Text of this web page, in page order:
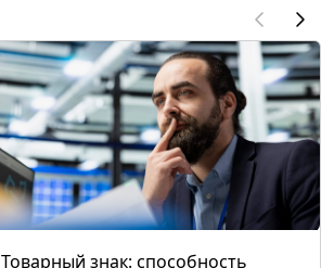
Товарный знак: способность